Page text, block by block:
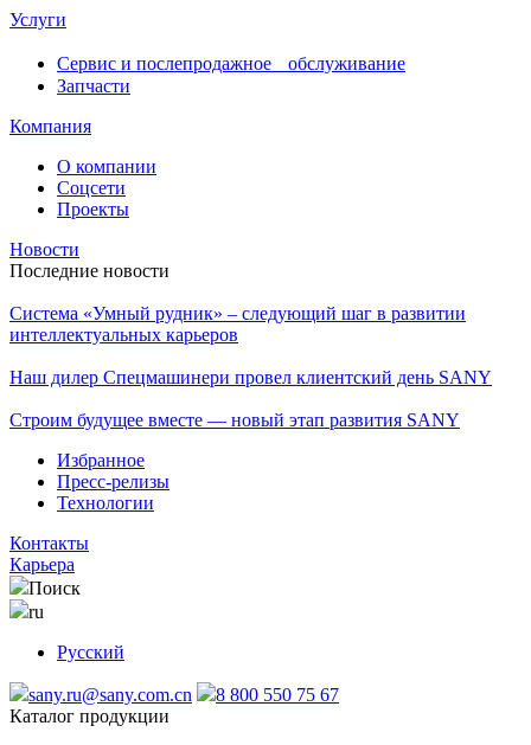
Услуги
Сервис и послепродажное обслуживание
Запчасти
Компания
О компании
Соцсети
Проекты
Новости
Последние новости
Система «Умный рудник» – следующий шаг в развитии
интеллектуальных карьеров
Наш дилер Спецмашинери провел клиентский день SANY
Строим будущее вместе — новый этап развития SANY
Избранное
Пресс-релизы
Технологии
Контакты
Карьера
Поиск
ru
Русский
sany.ru@sany.com.cn
8 800 550 75 67
Каталог продукции